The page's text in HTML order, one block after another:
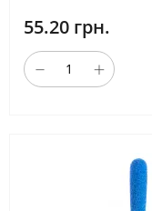
55.20 грн.